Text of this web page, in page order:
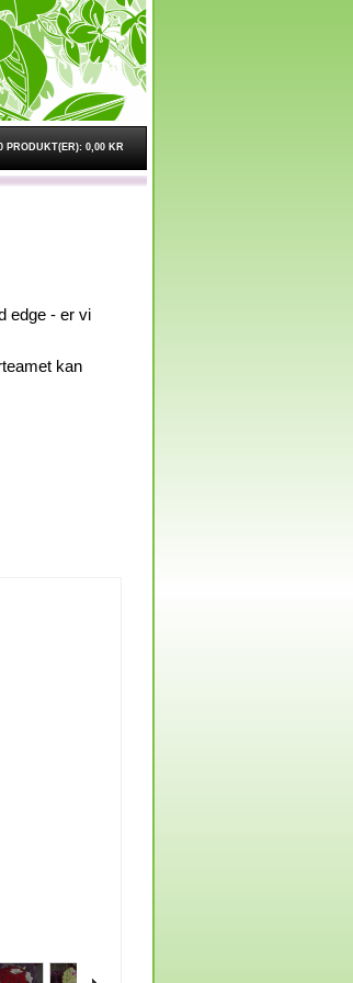
PRODUKT(ER): 0,00 KR
edge - er vi
kan